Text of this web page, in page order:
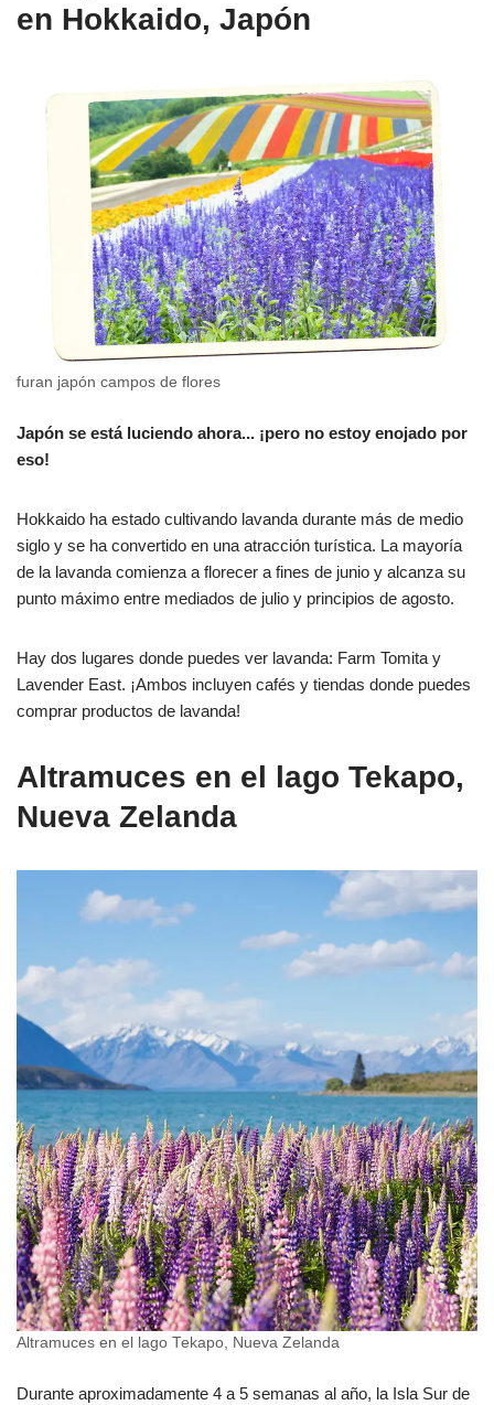
en Hokkaido, Japón
furan japón campos de flores
Japón se está luciendo ahora... ¡pero no estoy enojado por
eso!
Hokkaido ha estado cultivando lavanda durante más de medio
siglo y se ha convertido en una atracción turística. La mayoría
de la lavanda comienza a florecer a fines de junio y alcanza su
punto máximo entre mediados de julio y principios de agosto.
Hay dos lugares donde puedes ver lavanda: Farm Tomita y
Lavender East. ¡Ambos incluyen cafés y tiendas donde puedes
comprar productos de lavanda!
Altramuces en el lago Tekapo,
Nueva Zelanda
Altramuces en el lago Tekapo, Nueva Zelanda
Durante aproximadamente 4 a 5 semanas al año, la Isla Sur de